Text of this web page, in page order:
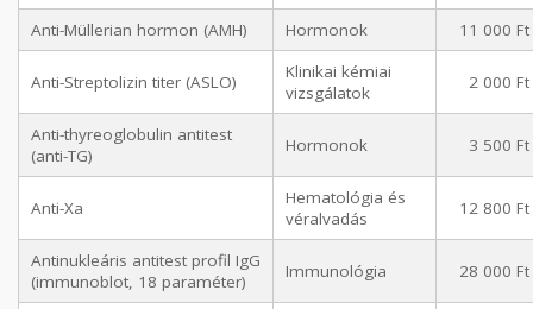
Anti-Müllerian hormon (AMH) Hormonok 11 000 Ft
Anti-Streptolizin titer (ASLO)
Klinikai kémiai
vizsgálatok
2 000 Ft
Anti-thyreoglobulin antitest
(anti-TG)
Hormonok 3 500 Ft
Anti-Xa
Hematológia és
véralvadás
12 800 Ft
Antinukleáris antitest profil IgG
(immunoblot, 18 paraméter)
Immunológia 28 000 Ft